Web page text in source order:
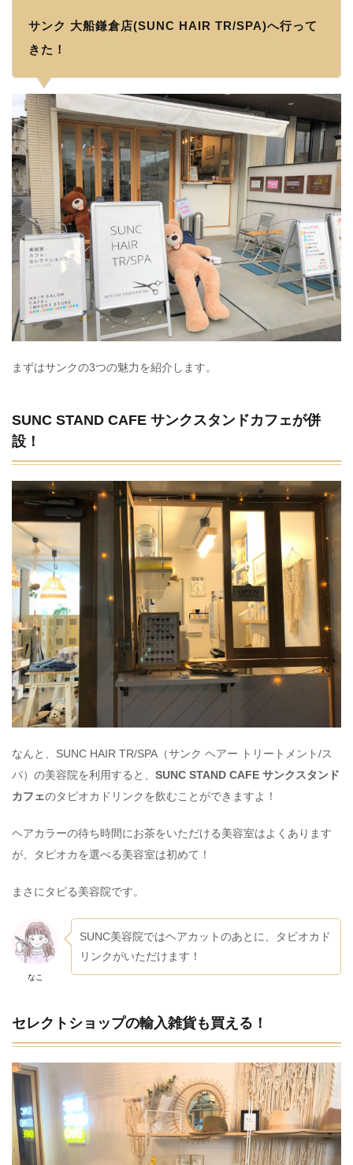
サンク 大船鎌倉店(SUNC HAIR TR/SPA)へ行って
きた！
まずはサンクの3つの魅力を紹介します。
SUNC STAND CAFE サンクスタンドカフェが併
設！
なんと、SUNC HAIR TR/SPA（サンク ヘアー トリートメント/ス
パ）の美容院を利用すると、 SUNC STAND CAFE サンクスタンド
カフェのタピオカドリンクを飲むことができますよ！
ヘアカラーの待ち時間にお茶をいただける美容室はよくあります
が、タピオカを選べる美容室は初めて！
まさにタピる美容院です。
なこ
SUNC美容院ではヘアカットのあとに、タピオカド
リンクがいただけます！
セレクトショップの輸入雑貨も買える！